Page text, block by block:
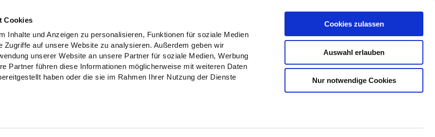
Cookies
Inhalte und Anzeigen zu personalisieren, Funktionen für soziale Medien
Zugriffe auf unsere Website zu analysieren. Außerdem geben wir
unserer Website an unsere Partner für soziale Medien, Werbung
Partner führen diese Informationen möglicherweise mit weiteren Daten
haben oder die sie im Rahmen Ihrer Nutzung der Dienste
Cookies zulassen
Auswahl erlauben
Nur notwendige Cookies
Erlebnisse Buchen